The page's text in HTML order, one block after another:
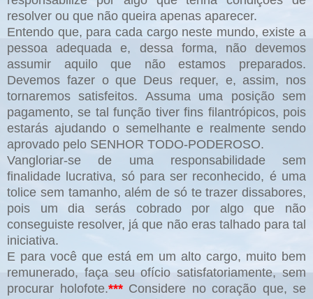
resolver ou que não queira apenas aparecer.
Entendo que, para cada cargo neste mundo, existe a
pessoa adequada e, dessa forma, não devemos
assumir aquilo que não estamos preparados.
Devemos fazer o que Deus requer, e, assim, nos
tornaremos satisfeitos. Assuma uma posição sem
pagamento, se tal função tiver fins filantrópicos, pois
estarás ajudando o semelhante e realmente sendo
aprovado pelo SENHOR TODO-PODEROSO.
Vangloriar-se de uma responsabilidade sem
finalidade lucrativa, só para ser reconhecido, é uma
tolice sem tamanho, além de só te trazer dissabores,
pois um dia serás cobrado por algo que não
conseguiste resolver, já que não eras talhado para tal
iniciativa.
E para você que está em um alto cargo, muito bem
remunerado, faça seu ofício satisfatoriamente, sem
procurar holofote.*** Considere no coração que, se